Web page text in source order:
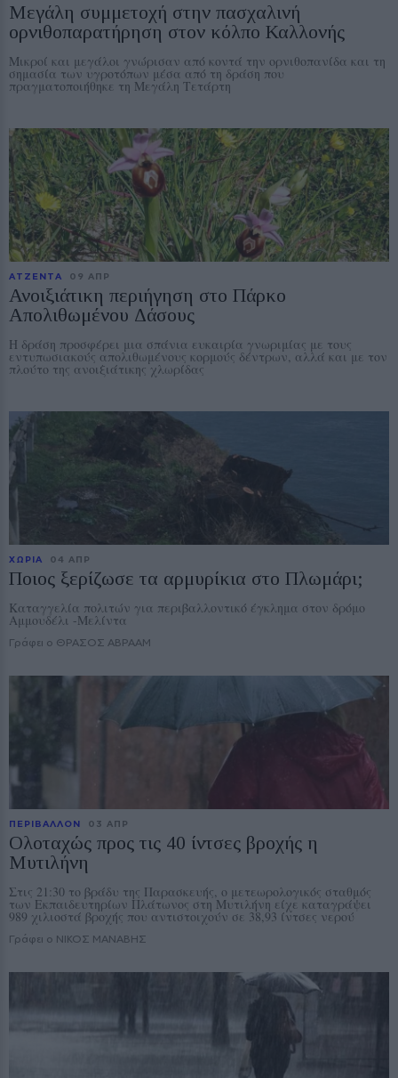
Μεγάλη συμμετοχή στην πασχαλινή
ορνιθοπαρατήρηση στον κόλπο Καλλονής
Μικροί και μεγάλοι γνώρισαν από κοντά την ορνιθοπανίδα και τη
σημασία των υγροτόπων μέσα από τη δράση που
πραγματοποιήθηκε τη Μεγάλη Τετάρτη
ΑΤΖΕΝΤΑ 09 ΑΠΡ
Ανοιξιάτικη περιήγηση στο Πάρκο
Απολιθωμένου Δάσους
Η δράση προσφέρει μια σπάνια ευκαιρία γνωριμίας με τους
εντυπωσιακούς απολιθωμένους κορμούς δέντρων, αλλά και με τον
πλούτο της ανοιξιάτικης χλωρίδας
ΧΩΡΙΑ 04 ΑΠΡ
Ποιος ξερίζωσε τα αρμυρίκια στο Πλωμάρι;
Καταγγελία πολιτών για περιβαλλοντικό έγκλημα στον δρόμο
Αμμουδέλι -Μελίντα
Γράφει ο ΘΡΑΣΟΣ ΑΒΡΑΑΜ
ΠΕΡΙΒΑΛΛΟΝ 03 ΑΠΡ
Ολοταχώς προς τις 40 ίντσες βροχής η
Μυτιλήνη
Στις 21:30 το βράδυ της Παρασκευής, ο μετεωρολογικός σταθμός
των Εκπαιδευτηρίων Πλάτωνος στη Μυτιλήνη είχε καταγράψει
989 χιλιοστά βροχής που αντιστοιχούν σε 38,93 ίντσες νερού
Γράφει ο ΝΙΚΟΣ ΜΑΝΑΒΗΣ